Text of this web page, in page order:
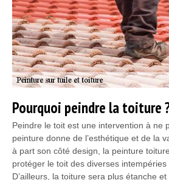
Pourquoi peindre la toiture
Peindre le toit est une intervention à ne
peinture donne de l’esthétique et de la
à part son côté design, la peinture
protéger le toit des diverses intempéries
D’ailleurs, la toiture sera plus étanche